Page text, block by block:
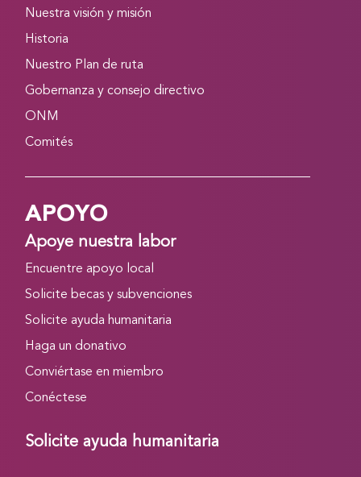
Nuestra visión y misión
Historia
Nuestro Plan de ruta
Gobernanza y consejo directivo
ONM
Comités
APOYO
Apoye nuestra labor
Encuentre apoyo local
Solicite becas y subvenciones
Solicite ayuda humanitaria
Haga un donativo
Conviértase en miembro
Conéctese
Solicite ayuda humanitaria